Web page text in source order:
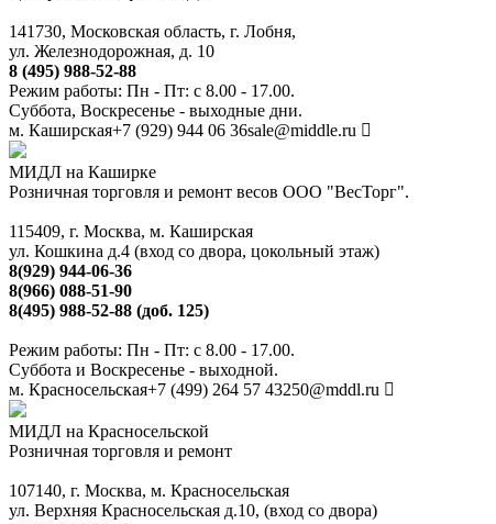
141730, Московская область, г. Лобня,
ул. Железнодорожная, д. 10
8 (495) 988-52-88
Режим работы: Пн - Пт: с 8.00 - 17.00.
Суббота, Воскресенье - выходные дни.
м. Каширская+7 (929) 944 06 36sale@middle.ru
МИДЛ на Каширке
Розничная торговля и ремонт весов ООО "ВесТорг".
115409, г. Москва, м. Каширская
ул. Кошкина д.4 (вход со двора, цокольный этаж)
8(929) 944-06-36
8(966) 088-51-90
8(495) 988-52-88 (доб. 125)
Режим работы: Пн - Пт: с 8.00 - 17.00.
Суббота и Воскресенье - выходной.
м. Красносельская+7 (499) 264 57 43250@mddl.ru
МИДЛ на Красносельской
Розничная торговля и ремонт
107140, г. Москва, м. Красносельская
ул. Верхняя Красносельская д.10, (вход со двора)